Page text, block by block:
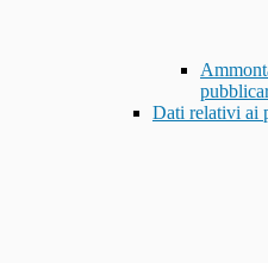
Dati relativi ai